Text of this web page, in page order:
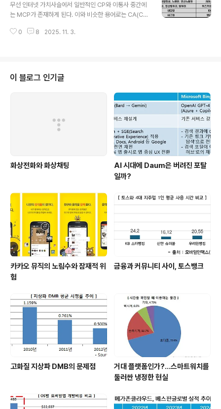
2 18:07에 작성한 글의 백업본입니다.
무선 인터넷 가치사슬에서 일반적인 CP와 이통사 중간에
는 MCP가 존재하게 된다. 이와 비슷한 용어로는 CA(Co
는 다수의 유통 채널을 확보해야 하지만 무선인터넷의 폐
다. 얼마전 누군가에게 부탁을 받아 현재 KTF의 CA 목록
을 구해봤다. 예전에는 Na 모바일과 Darama의 CA인 아
이코나 성인 CA인 KTH 등도 존재했으나 지금은 각각의
서비스를 중지하면서 자연스레 CA에서도 제외가 되었다.
혹시 빠진 부분이나 잘못된 부분이 있으면 댓글로 알려주
어 모두가 공유할 수 있으면..
0 8 2025. 11. 3.
이 블로그 인기글
화상전화와 화상채팅
AI 시대에 Daum은 버려진 포탈
일까?
카카오 뮤직의 노림수와 잠재적 위
험
금융과 커뮤니티 사이, 토스뱅크
고화질 지상파 DMB의 문제점
거대 플랫폼인가?…스마트워치를
둘러싼 냉정한 현실